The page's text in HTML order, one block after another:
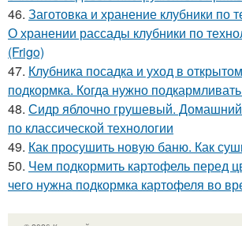
46. Заготовка и хранение клубники по
О хранении рассады клубники по
(Frigo)
47. Клубника посадка и уход в
подкормка. Когда нужно
48. Сидр яблочно грушевый.
по классической технологии
49. Как просушить новую баню. Как
50. Чем подкормить картофель перед
чего нужна подкормка картофеля во